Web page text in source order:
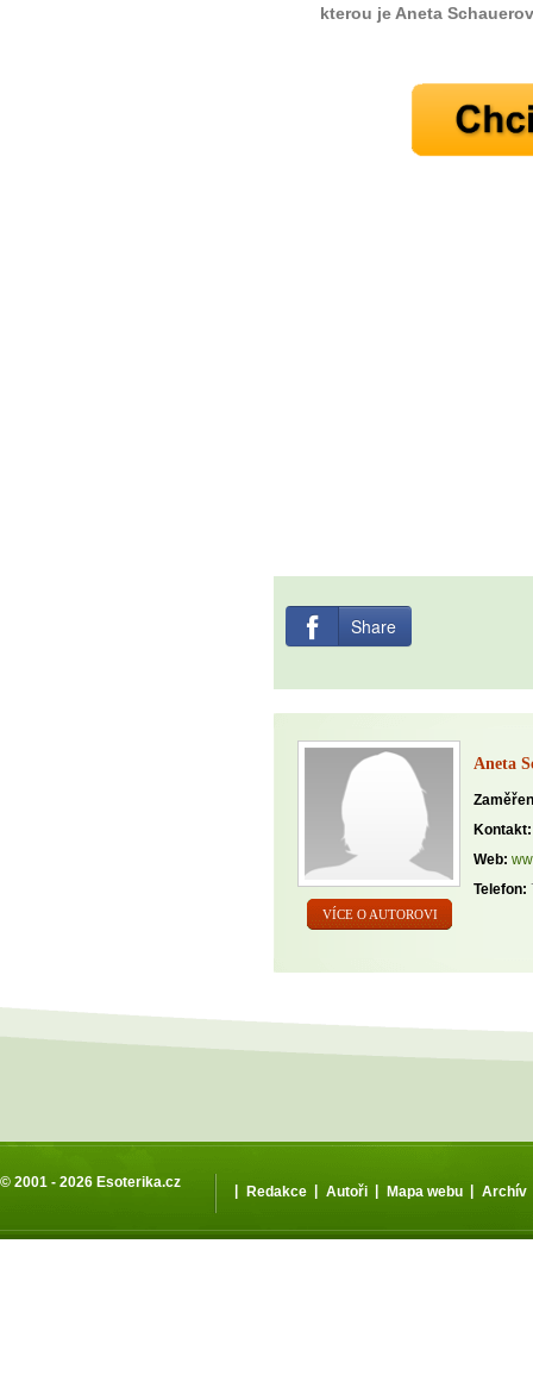
kterou je Aneta
Share
VÍCE O AUTOROVI
Aneta
Kontakt:
Web:
Telefon:
© 2001 - 2026 Esoterika.cz
Redakce Autoři Mapa webu Archív